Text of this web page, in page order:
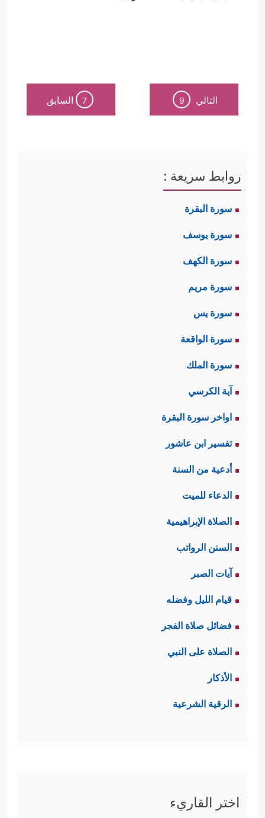
التالي 9
7 السابق
روابط سريعة :
سورة البقرة
سورة يوسف
سورة الكهف
سورة مريم
سورة يس
سورة الواقعة
سورة الملك
آية الكرسي
اواخر سورة البقرة
تفسير ابن عاشور
أدعية من السنة
الدعاء للميت
الصلاة الإبراهيمية
السنن الرواتب
آيات الصبر
قيام الليل وفضله
فضائل صلاة الفجر
الصلاة على النبي
الأذكار
الرقية الشرعية
اختر القاريء